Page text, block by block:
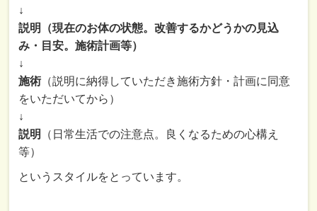
↓
説明（現在のお体の状態。改善するかどうかの見込
み・目安。施術計画等）
↓
施術 （説明に納得していただき施術方針・計画に同意
をいただいてから）
↓
説明
（日常生活での注意点。良くなるための心構え
等）
というスタイルをとっています。